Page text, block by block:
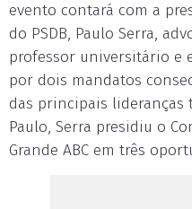
evento contará com a
do PSDB, Paulo Serra,
professor universitário e
por dois mandatos
das principais lideranças
Paulo, Serra presidiu o
Grande ABC em três